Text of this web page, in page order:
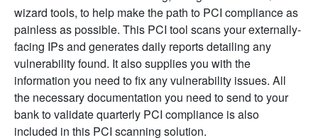
wizard tools, to help make the path to PCI compliance as
painless as possible. This PCI tool scans your externally-
facing IPs and generates daily reports detailing any
vulnerability found. It also supplies you with the
information you need to fix any vulnerability issues. All
the necessary documentation you need to send to your
bank to validate quarterly PCI compliance is also
included in this PCI scanning solution.